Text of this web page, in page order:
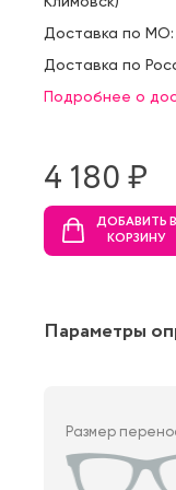
Доставка по МО:
Доставка по
Подробнее о
4 180 ₷
ДОБАВИТЬ В
КОРЗИНУ
Параметры
Размер